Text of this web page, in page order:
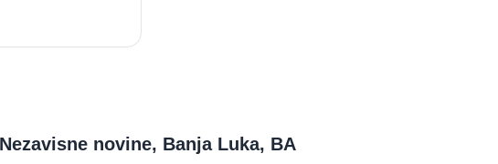
novine, Banja Luka, BA